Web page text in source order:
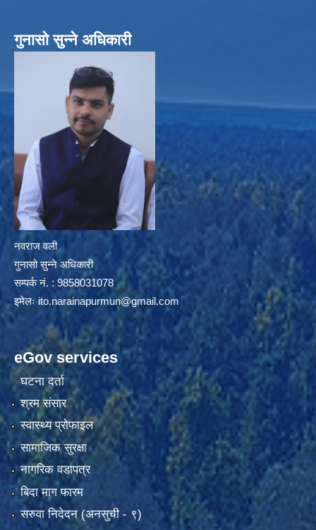
गुनासो सुन्ने अधिकारी
नवराज वली
गुनासो सुन्ने अधिकारी
सम्पर्क नं. : 9858031078
इमेलःito.narainapurmun@gmail.com
eGov services
घटना दर्ता
श्रम संसार
स्वास्थ्य प्रोफाइल
सामाजिक सुरक्षा
नागरिक वडापत्र
बिदा माग फारम
सरुवा निदेदन (अनसुची - ९)